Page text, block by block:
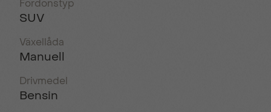
Fordonstyp
SUV
Växellåda
Manuell
Drivmedel
Bensin